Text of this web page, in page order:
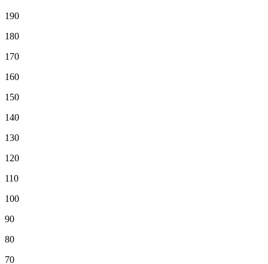
190
180
170
160
150
140
130
120
110
100
90
80
70